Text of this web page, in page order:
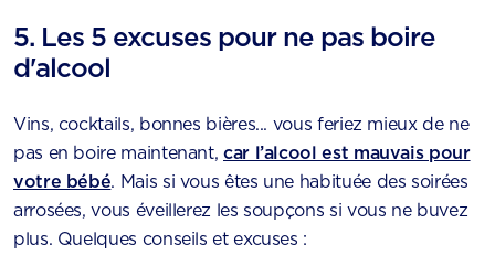
5. Les 5 excuses pour ne pas boire
d'alcool
Vins, cocktails, bonnes bières... vous feriez mieux de ne
pas en boire maintenant, car l’alcool est mauvais pour
votre bébé. Mais si vous êtes une habituée des soirées
arrosées, vous éveillerez les soupçons si vous ne buvez
plus. Quelques conseils et excuses :